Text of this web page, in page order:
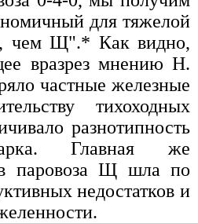
для тяжелой
чем Щ".* Как видно,
вразрез мнению Н.
частные железные
тихоходных
разнотипность
Главная же
паровоза Щ шла по
недостатков и